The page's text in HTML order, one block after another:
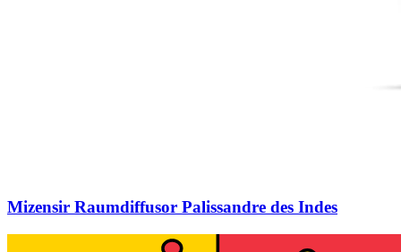
Mizensir Raumdiffusor Palissandre des Indes